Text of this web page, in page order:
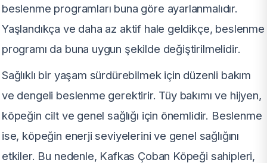
beslenme programları buna göre ayarlanmalıdır.
Yaşlandıkça ve daha az aktif hale geldikçe, beslenme
programı da buna uygun şekilde değiştirilmelidir.
Sağlıklı bir yaşam sürdürebilmek için düzenli bakım
ve dengeli beslenme gerektirir. Tüy bakımı ve hijyen,
köpeğin cilt ve genel sağlığı için önemlidir. Beslenme
ise, köpeğin enerji seviyelerini ve genel sağlığını
etkiler. Bu nedenle, Kafkas Çoban Köpeği sahipleri,